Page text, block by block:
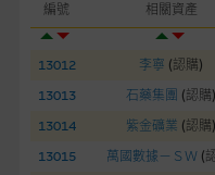
編號 相關資產
13012 李寧 (認購)
13013
石藥集團 (認購)
13014
紫金礦業 (認購)
13015
萬國數據－ＳＷ (
為準確、完整或合理。我
表現或回報將來會實現。
來自我們在所示日期時認
而，麥格理集團不作陳述
及合時性負上責任，除非
定。